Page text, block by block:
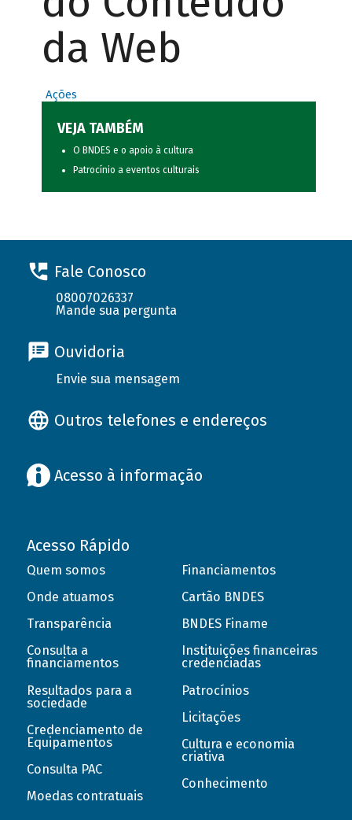
da Web
Ações
VEJA TAMBÉM
O BNDES e o apoio à cultura
Patrocínio a eventos culturais
Fale Conosco
08007026337
Mande sua pergunta
Ouvidoria
Envie sua mensagem
Outros telefones e endereços
Acesso à informação
Acesso Rápido
Quem somos
Onde atuamos
Transparência
Consulta a
financiamentos
Resultados para a
sociedade
Credenciamento de
Equipamentos
Consulta PAC
Moedas contratuais
Financiamentos
Cartão BNDES
BNDES Finame
Instituições financeiras
credenciadas
Patrocínios
Licitações
Cultura e economia
criativa
Conhecimento